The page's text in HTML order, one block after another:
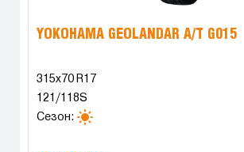
YOKOHAMA GEOLANDAR A/T G015
315x70 R17
121/118S
Сезон: